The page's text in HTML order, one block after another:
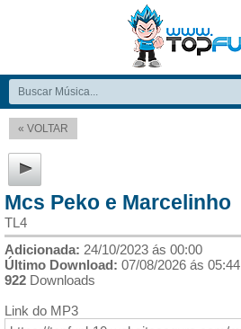
« VOLTAR
Mcs Peko e Marcelinho
TL4
Adicionada: 24/10/2023 ás 00:00
Último Download: 07/08/2026 ás 05:44
922 Downloads
Link do MP3